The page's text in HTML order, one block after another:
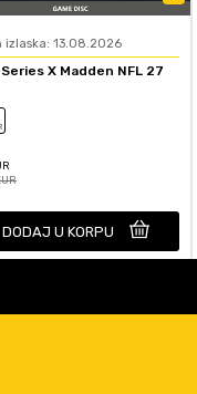
izlaska: 13.08.2026
Series X Madden NFL 27
DODAJ U KORPU